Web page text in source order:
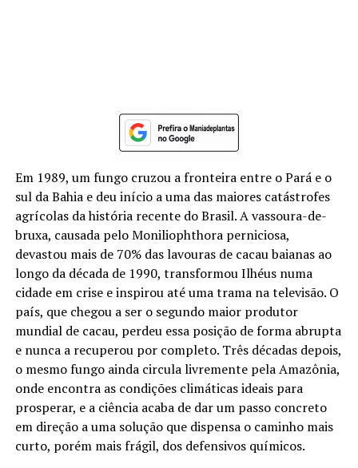
Em 1989, um fungo cruzou a fronteira entre o Pará e o
sul da Bahia e deu início a uma das maiores catástrofes
agrícolas da história recente do Brasil. A vassoura-de-
bruxa, causada pelo Moniliophthora perniciosa,
devastou mais de 70% das lavouras de cacau baianas ao
longo da década de 1990, transformou Ilhéus numa
cidade em crise e inspirou até uma trama na televisão. O
país, que chegou a ser o segundo maior produtor
mundial de cacau, perdeu essa posição de forma abrupta
e nunca a recuperou por completo. Três décadas depois,
o mesmo fungo ainda circula livremente pela Amazônia,
onde encontra as condições climáticas ideais para
prosperar, e a ciência acaba de dar um passo concreto
em direção a uma solução que dispensa o caminho mais
curto, porém mais frágil, dos defensivos químicos.